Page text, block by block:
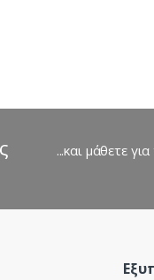
...και μάθετε για